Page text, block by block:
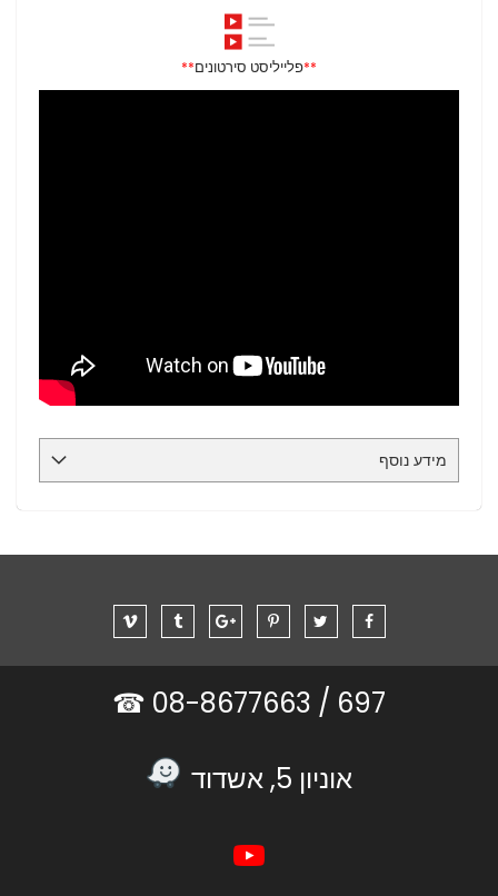
**פלייליסט סירטונים**
מידע נוסף
697 /
אוניון 5, אשדוד